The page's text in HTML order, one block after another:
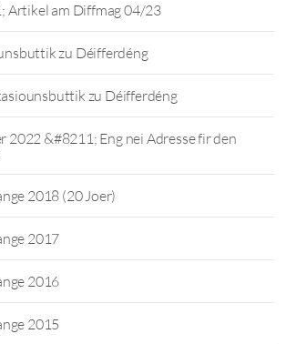
Artikel am Diffmag 04/23
zu Déifferdéng
zu Déifferdéng
2022 &#8211; Eng nei Adresse fir den
2018 (20 Joer)
2017
2016
2015